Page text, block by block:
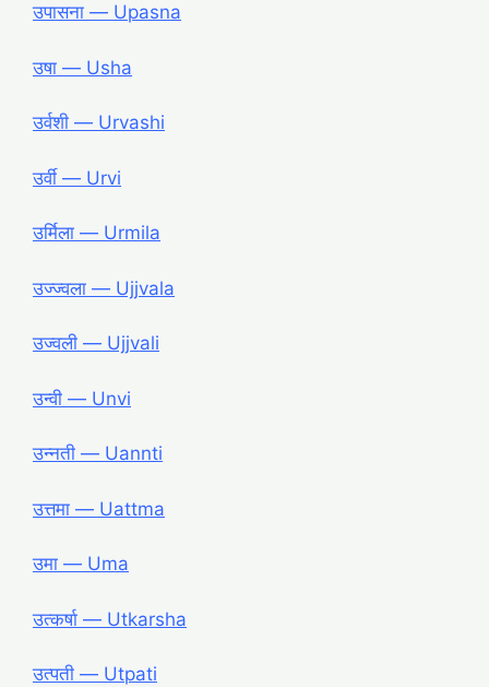
उपासना ― Upasna
उषा ― Usha
उर्वशी ― Urvashi
उर्वी ― Urvi
उर्मिला ― Urmila
उज्ज्वला ― Ujjvala
उज्वली ― Ujjvali
उन्वी ― Unvi
उन्नती ― Uannti
उत्तमा ― Uattma
उमा ― Uma
उत्कर्षा ― Utkarsha
उत्पती ― Utpati